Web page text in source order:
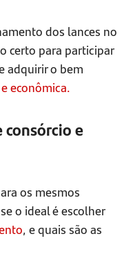
dos lances no
certo para participar
adquirir o bem
econômica.
e
os mesmos
o ideal é escolher
, e quais são as